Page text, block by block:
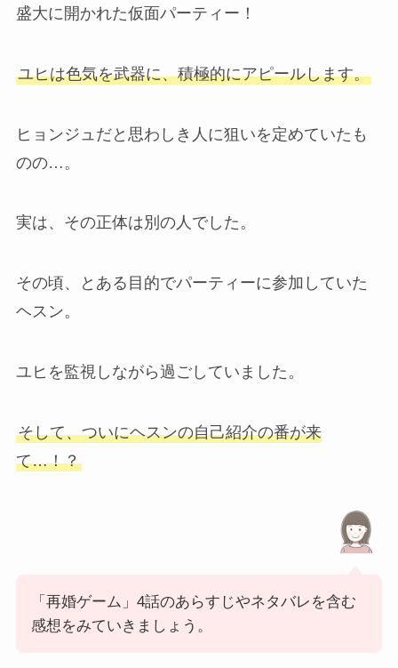
盛大に開かれた仮面パーティー！
ユヒは色気を武器に、積極的にアピールします。
ヒョンジュだと思わしき人に狙いを定めていたも
のの…。
実は、その正体は別の人でした。
その頃、とある目的でパーティーに参加していた
ヘスン。
ユヒを監視しながら過ごしていました。
そして、ついにヘスンの自己紹介の番が来
て…！？
「再婚ゲーム」4話のあらすじやネタバレを含む
感想をみていきましょう。